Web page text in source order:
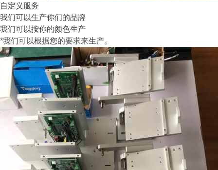
自定义服务
我们可以生产你们的品牌
我们可以按你的颜色生产
*我们可以根据您的要求来生产。